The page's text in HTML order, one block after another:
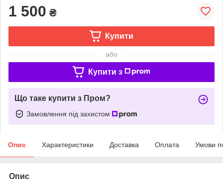
1 500 ₴
Купити
або
Купити з
Що таке купити з Пром?
Замовлення під захистом
Опис Характеристики Доставка Оплата Умови
Опис